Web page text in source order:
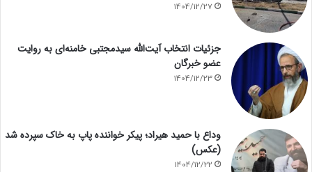
1404/12/27
جزئیات انتخاب آیت‌الله سیدمجتبی خامنه‌ای به روایت
عضو خبرگان
1404/12/23
وداع با حمید هیراد؛ پیکر خواننده پاپ به خاک سپرده شد
(عکس)
1404/12/22